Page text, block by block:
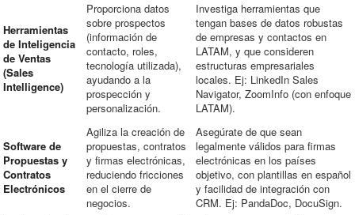
Herramientas
de Inteligencia
de Ventas
(Sales
Intelligence)
Proporciona datos
sobre prospectos
(información de
contacto, roles,
tecnología utilizada),
ayudando a la
prospección y
personalización.
Investiga herramientas que
tengan bases de datos robustas
de empresas y contactos en
LATAM, y que consideren
estructuras empresariales
locales. Ej: LinkedIn Sales
Navigator, ZoomInfo (con enfoque
LATAM).
Software de
Propuestas y
Contratos
Electrónicos
Agiliza la creación de
propuestas, contratos
y firmas electrónicas,
reduciendo fricciones
en el cierre de
negocios.
Asegúrate de que sean
legalmente válidos para firmas
electrónicas en los países
objetivo, con plantillas en español
y facilidad de integración con
CRM. Ej: PandaDoc, DocuSign.